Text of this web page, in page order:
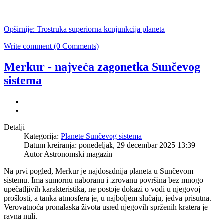
Opširnije: Trostruka superiorna konjunkcija planeta
Write comment (0 Comments)
Merkur - najveća zagonetka Sunčevog
sistema
Detalji
Kategorija: Planete Sunčevog sistema
Datum kreiranja: ponedeljak, 29 decembar 2025 13:39
Autor Astronomski magazin
Na prvi pogled, Merkur je najdosadnija planeta u Sunčevom
sistemu. Ima sumornu naboranu i izrovanu površina bez mnogo
upečatljivih karakteristika, ne postoje dokazi o vodi u njegovoj
prošlosti, a tanka atmosfera je, u najboljem slučaju, jedva prisutna.
Verovatnoća pronalaska života usred njegovih sprženih kratera je
ravna nuli.